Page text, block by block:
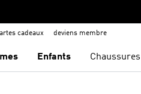
cadeaux deviens membre
Enfants Chaussures